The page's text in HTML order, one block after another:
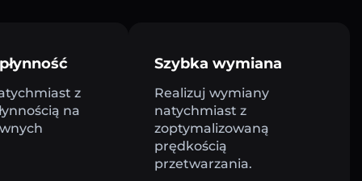
z
na
Szybka wymiana
Realizuj wymiany
natychmiast z
zoptymalizowaną
prędkością
przetwarzania.